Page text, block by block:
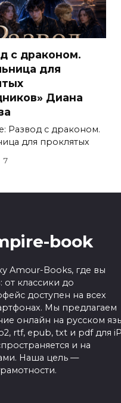
с драконом.
для
Диана
Развод с драконом.
для проклятых
7
book
Amour-Books, где вы
классики до
доступен на всех
Мы предлагаем
онлайн на русском
rtf, epub, txt и pdf для
и на
Наша цель —